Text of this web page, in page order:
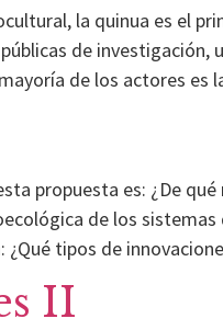
la quinua es el
de investigación,
de los actores
propuesta es: ¿De
de los
tipos de
II